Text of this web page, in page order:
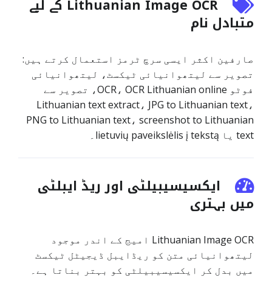
Lithuanian Image OCR کے لیے
متبادل نام
صارفین اکثر ایسی سرچ ٹرمز استعمال کرتے ہیں:
تصویر سے لیتھوانیائی ٹیکسٹ، لیتھوانیائی
فوٹو OCR، OCR Lithuanian online، تصویر سے
Lithuanian text extract، JPG to Lithuanian text،
PNG to Lithuanian text، screenshot to Lithuanian
text یا lietuvių paveikslėlis į tekstą۔
ایکسیسیبیلٹی اور ریڈ ایبلٹی
میں بہتری
Lithuanian Image OCR امیج کے اندر موجود
لیتھوانیائی متن کو ریڈایبل ڈیجیٹل ٹیکسٹ
میں بدل کر ایکسیسیبیلٹی کو بہتر بناتا ہے۔